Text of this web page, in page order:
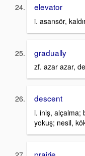
elevator
i. asansör,
gradually
zf. azar azar,
descent
i. iniş, alçalma;
yokuş; nesil,